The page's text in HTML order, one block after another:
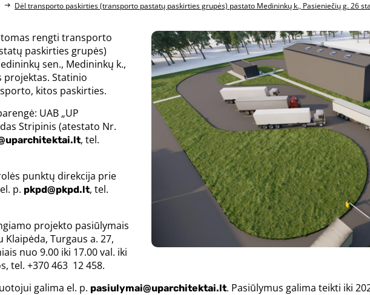
Dėl transporto paskirties (transporto pastatų paskirties grupės) pastato Medininkų k., Pasieniečių g. 26
rengti transporto
paskirties grupės)
sen., Medininkų k.,
projektas. Statinio
kitos paskirties.
UAB „UP
Stripinis (atestato Nr.
, tel.
punktų direkcija prie
p. pkpd@pkpd.lt, tel.
projekto pasiūlymais
Turgaus a. 27,
nuo 9.00 iki 17.00 val. iki
tel. +370 463 12 458.
galima el. p. pasiulymai@uparchitektai.lt. Pasiūlymus galima teikti iki